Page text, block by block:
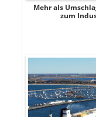
Mehr als
zum